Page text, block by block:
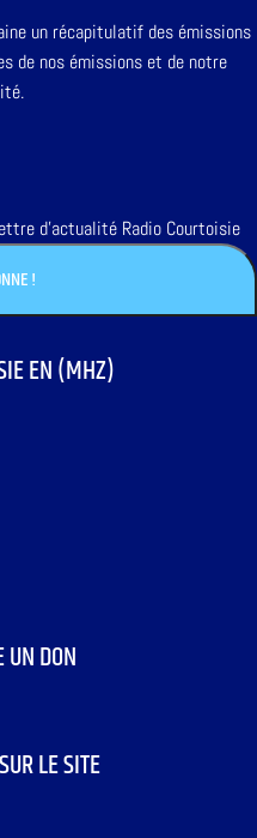
un récapitulatif des émissions
de nos émissions et de notre
d'actualité Radio Courtoisie
EN (MHZ)
UN DON
LE SITE